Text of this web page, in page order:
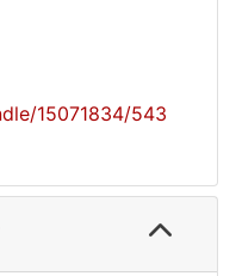
15071834/543